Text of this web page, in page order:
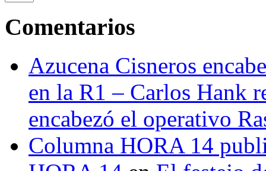
Comentarios
Azucena Cisneros
en la R1 – Carlos Hank
encabezó el operativo
Columna HORA 14